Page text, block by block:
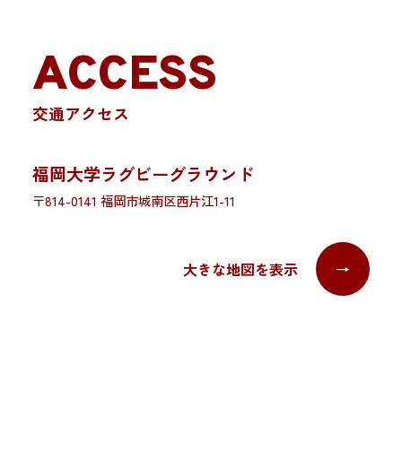
ACCESS
交通アクセス
福岡大学ラグビーグラウンド
〒814-0141 福岡市城南区西片江1-11
大きな地図を表示 →